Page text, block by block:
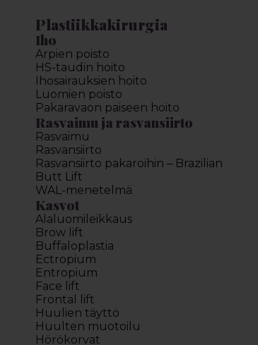
Plastiikkakirurgia
Iho
Arpien poisto
HS-taudin hoito
Ihosairauksien hoito
Luomien poisto
Pakaravaon paiseen hoito
Rasvaimu ja rasvansiirto
Rasvaimu
Rasvansiirto
Rasvansiirto pakaroihin – Brazilian
Butt Lift
WAL-menetelmä
Kasvot
Alaluomileikkaus
Brow lift
Buffaloplastia
Ectropium
Entropium
Face lift
Frontal lift
Huulien täyttö
Huulten muotoilu
Hörökorvat